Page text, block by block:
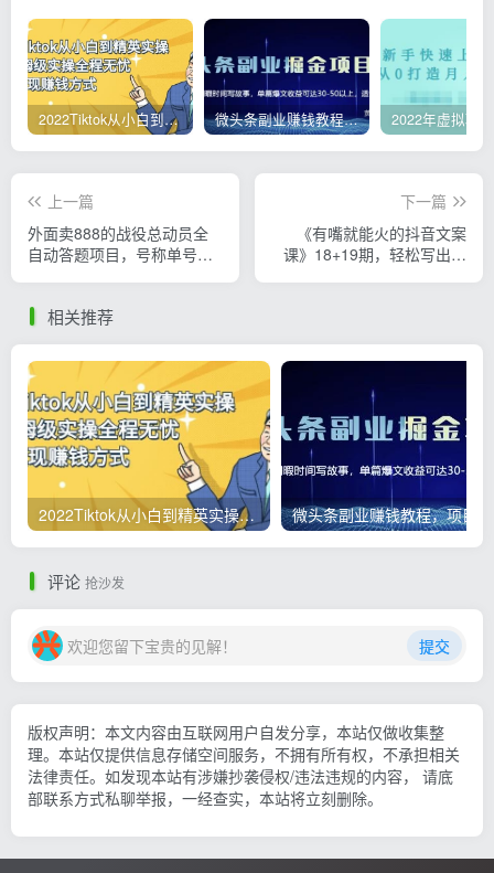
2022Tiktok从小白到精英实操，0-1保姆级实操全程无忧，多种变现赚钱方式 微头条副业赚钱教程，项目单号单天做到50-100+收益
上一篇
外面卖888的战役总动员全
自动答题项目，号称单号一
下一篇
《有嘴就能火的抖音文案
课》18+19期，轻松写出爆
相关推荐
2022Tiktok从小白到精英实操，0-1保姆级实操全程无忧，多种变现赚钱方式
评论 抢沙发
欢迎您留下宝贵的见解！ 提交
版权声明：本文内容由互联网用户自发分享，本站仅做收集整
理。本站仅提供信息存储空间服务，不拥有所有权，不承担相关
法律责任。如发现本站有涉嫌抄袭侵权/违法违规的内容， 请底
部联系方式私聊举报，一经查实，本站将立刻删除。